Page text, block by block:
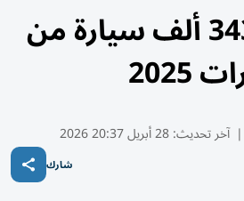
استدعاء 343.7 ألف سيارة من
| آخر تحديث:28 أبريل 20:37 2026
شارك